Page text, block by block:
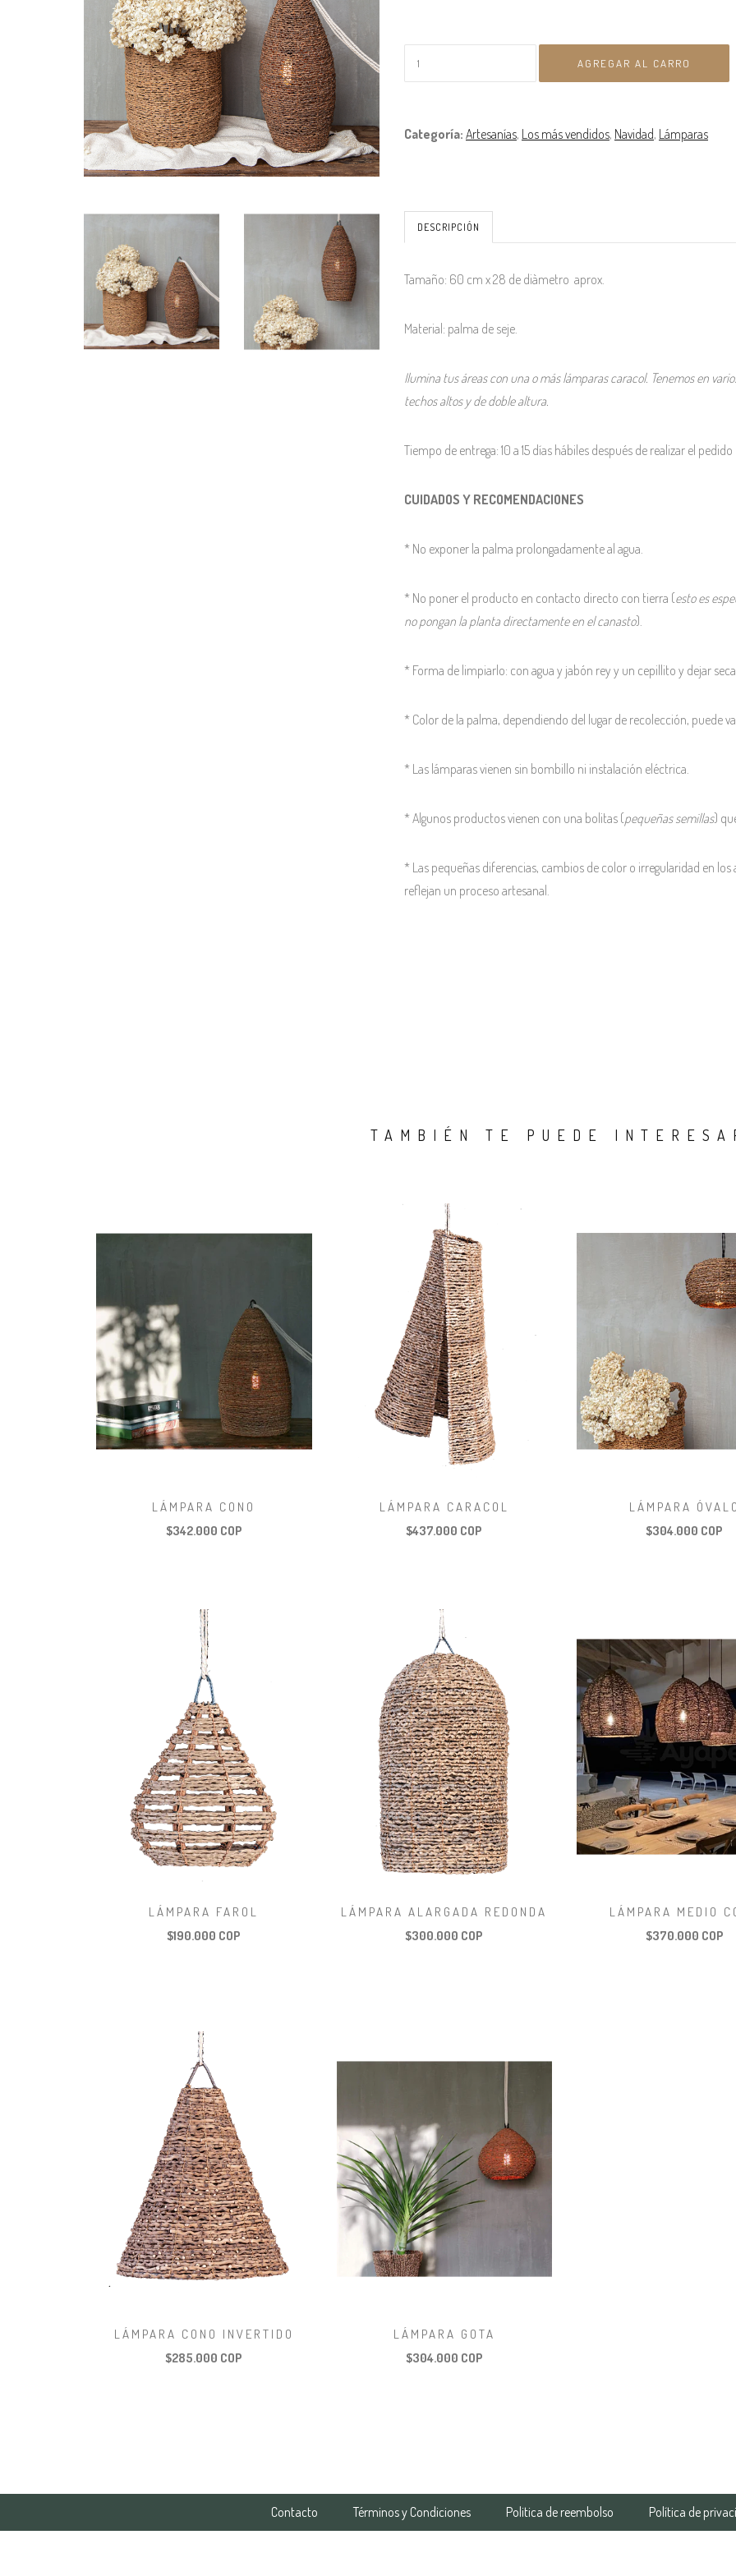
Categoría: Artesanías, Los más vendidos, Navidad, Lámparas
DESCRIPCIÓN
Tamaño: 60 cm x 28 de diàmetro aprox.
Material: palma de seje.
Ilumina tus áreas con una o más lámparas caracol. Tenemos en
techos altos y de doble altura.
Tiempo de entrega: 10 a 15 días hábiles después de realizar el
CUIDADOS Y RECOMENDACIONES
* No exponer la palma prolongadamente al agua.
* No poner el producto en contacto directo con tierra (esto es
no pongan la planta directamente en el canasto).
* Forma de limpiarlo: con agua y jabón rey y un cepillito y dejar
* Color de la palma, dependiendo del lugar de recolección, puede
* Las lámparas vienen sin bombillo ni instalación eléctrica.
* Algunos productos vienen con una bolitas (pequeñas semillas)
* Las pequeñas diferencias, cambios de color o irregularidad en
reflejan un proceso artesanal.
TAMBIÉN TE PUEDE
LÁMPARA CONO
$342.000 COP
LÁMPARA CARACOL
$437.000 COP
LÁMPARA
$304.000 COP
LÁMPARA FAROL
$190.000 COP
LÁMPARA ALARGADA REDONDA
$300.000 COP
LÁMPARA MEDIO
$370.000 COP
LÁMPARA CONO INVERTIDO
$285.000 COP
LÁMPARA GOTA
$304.000 COP
Contacto Términos y Condiciones Politica de reembolso Política de